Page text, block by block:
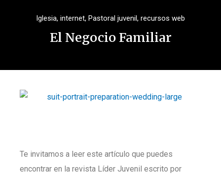
Iglesia, internet, Pastoral juvenil, recursos web
El Negocio Familiar
Te invitamos a leer este artículo que puedes
encontrar en la revista Líder Juvenil escrito por